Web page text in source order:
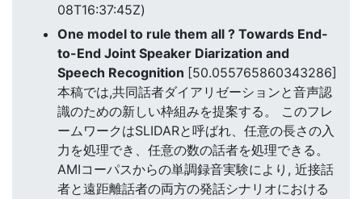
08T16:37:45Z)
One model to rule them all ? Towards End-
to-End Joint Speaker Diarization and
Speech Recognition [50.055765860343286]
本稿では,共同話者ダイアリゼーションと音声認
識のための新しい枠組みを提案する。 このフレ
ームワークはSLIDARと呼ばれ、任意の長さの入
力を処理でき、任意の数の話者を処理できる。
AMIコーパスからの単調録音実験により, 近接話
者と遠距離話者の両方の発話シナリオにおける